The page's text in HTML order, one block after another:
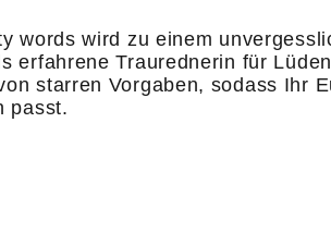
words wird zu einem
erfahrene Traurednerin für
starren Vorgaben, sodass Ihr
passt.